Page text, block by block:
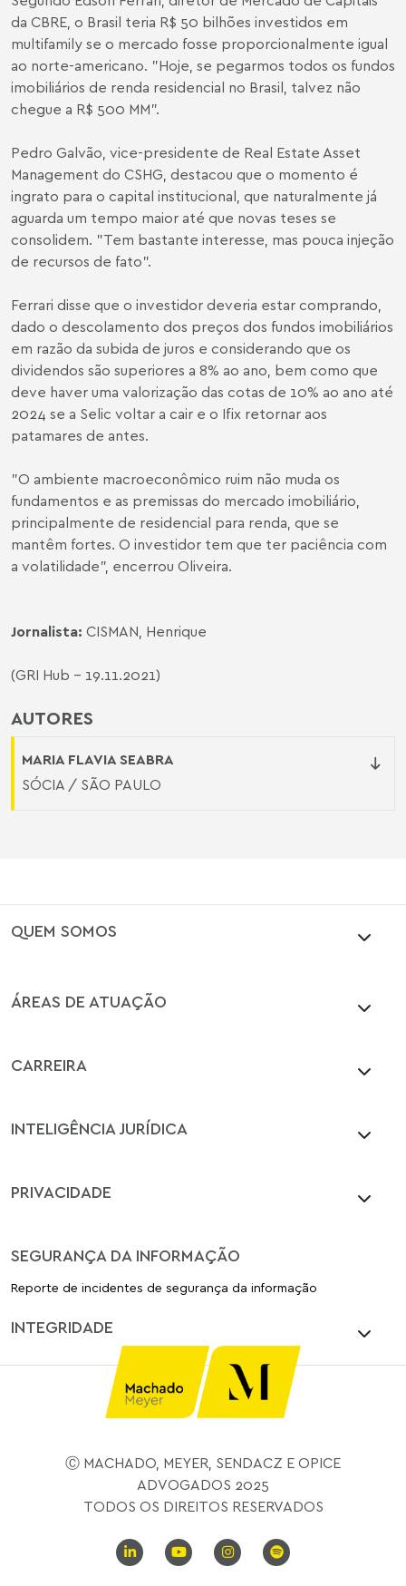
AUTORES
MARIA FLAVIA SEABRA
SÓCIA / SÃO PAULO
da CBRE, o Brasil teria R$ 50 bilhões investidos em
multifamily se o mercado fosse proporcionalmente igual
ao norte-americano. "Hoje, se pegarmos todos os fundos
imobiliários de renda residencial no Brasil, talvez não
chegue a R$ 500 MM".
Pedro Galvão, vice-presidente de Real Estate Asset
Management do CSHG, destacou que o momento é
ingrato para o capital institucional, que naturalmente já
aguarda um tempo maior até que novas teses se
consolidem. "Tem bastante interesse, mas pouca injeção
de recursos de fato".
Ferrari disse que o investidor deveria estar comprando,
dado o descolamento dos preços dos fundos imobiliários
em razão da subida de juros e considerando que os
dividendos são superiores a 8% ao ano, bem como que
deve haver uma valorização das cotas de 10% ao ano até
2024 se a Selic voltar a cair e o Ifix retornar aos
patamares de antes.
"O ambiente macroeconômico ruim não muda os
fundamentos e as premissas do mercado imobiliário,
principalmente de residencial para renda, que se
mantêm fortes. O investidor tem que ter paciência com
a volatilidade", encerrou Oliveira.
Jornalista: CISMAN, Henrique
(GRI Hub - 19.11.2021)
QUEM SOMOS
ÁREAS DE ATUAÇÃO
CARREIRA
INTELIGÊNCIA JURÍDICA
PRIVACIDADE
SEGURANÇA DA INFORMAÇÃO
Reporte de incidentes de segurança da informação
INTEGRIDADE
Ⓒ MACHADO, MEYER, SENDACZ E OPICE
ADVOGADOS 2025
TODOS OS DIREITOS RESERVADOS